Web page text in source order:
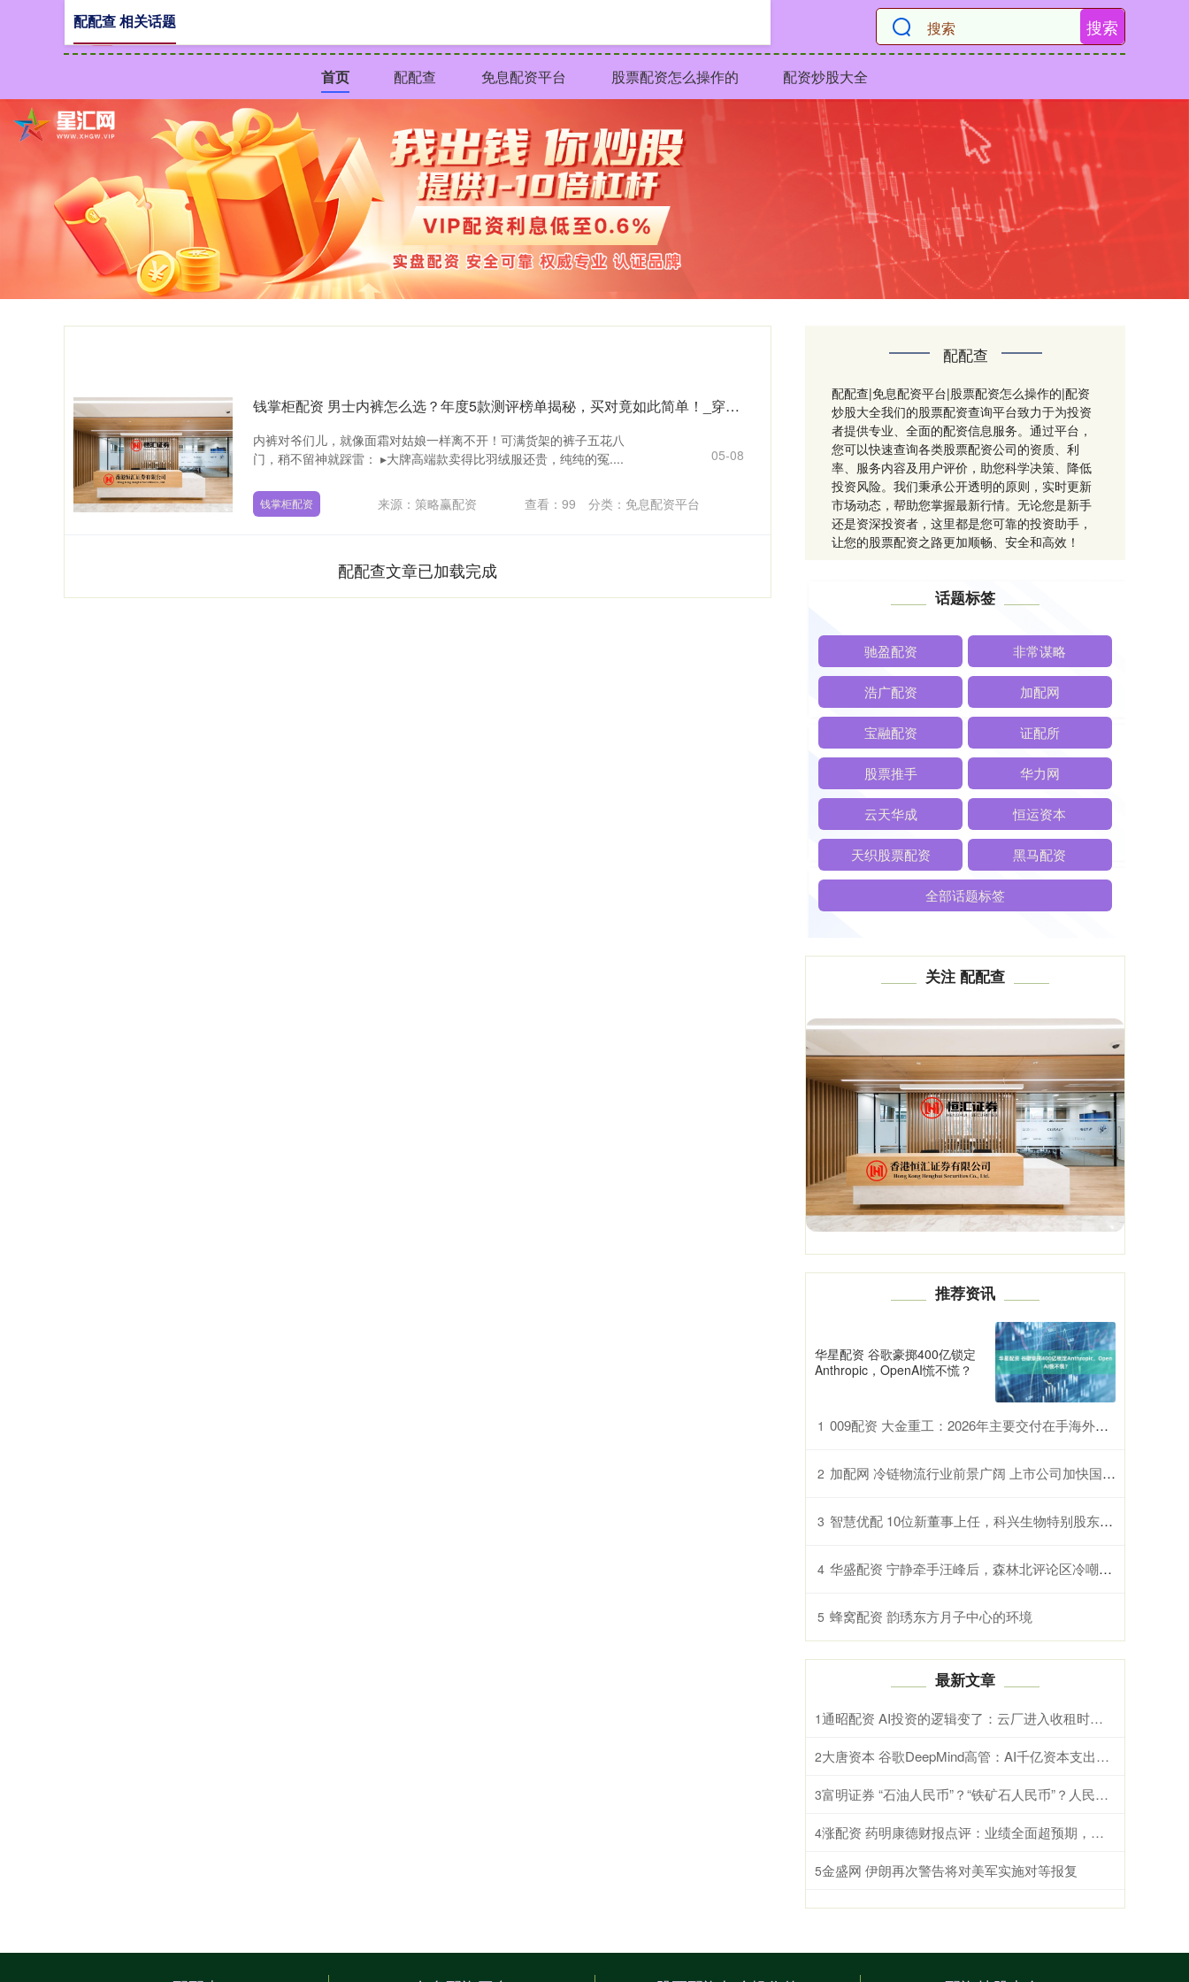
搜索
首页 配配查 免息配资平台 股票配资怎么操作的 配资炒股大全
配配查 相关话题
钱掌柜配资 男士内裤怎么选？年度5款测评榜单揭秘，买对竟如此简单！_穿着_面料_设计有
内裤对爷们儿，就像面霜对姑娘一样离不开！可满货架的裤子五花八
门，稍不留神就踩雷： ▸大牌高端款卖得比羽绒服还贵，纯纯的冤....
05-08
钱掌柜配资 来源：策略赢配资 查看：99 分类： 免息配资平台
配配查文章已加载完成
配配查
配配查|免息配资平台|股票配资怎么操作的|配资
炒股大全我们的股票配资查询平台致力于为投资
者提供专业、全面的配资信息服务。通过平台，
您可以快速查询各类股票配资公司的资质、利
率、服务内容及用户评价，助您科学决策、降低
投资风险。我们秉承公开透明的原则，实时更新
市场动态，帮助您掌握最新行情。无论您是新手
还是资深投资者，这里都是您可靠的投资助手，
让您的股票配资之路更加顺畅、安全和高效！
话题标签
驰盈配资 非常谋略
浩广配资 加配网
宝融配资 证配所
股票推手 华力网
云天华成 恒运资本
天织股票配资 黑马配资
全部话题标签
关注 配配查
推荐资讯
华星配资 谷歌豪掷400亿锁定
Anthropic，OpenAI慌不慌？
1 009配资 大金重工：2026年主要交付在手海外海风单桩项目 统筹考虑国内、海外布局协同优势
2 加配网 冷链物流行业前景广阔 上市公司加快国际化布局
3 智慧优配 10位新董事上任，科兴生物特别股东大会通过赛富议案
4 华盛配资 宁静牵手汪峰后，森林北评论区冷嘲热讽_网友_情感_女友
5 蜂窝配资 韵琇东方月子中心的环境
最新文章
1 通昭配资 AI投资的逻辑变了：云厂进入收租时代，基础设施产业链承压
2 大唐资本 谷歌DeepMind高管：AI千亿资本支出是人类史上最大科学赌注，核心押注\
3 富明证券 “石油人民币”？“铁矿石人民币”？人民币国际化正“务实推进”
4 涨配资 药明康德财报点评：业绩全面超预期，上调全年收入指引
5金盛网 伊朗再次警告将对美军实施对等报复